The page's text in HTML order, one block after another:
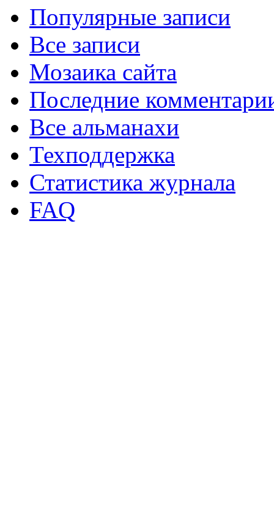
Популярные записи
Все записи
Мозаика сайта
Последние
Все альманахи
Техподдержка
Статистика журнала
FAQ